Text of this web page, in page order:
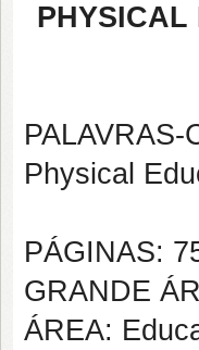
PALAVRAS-
Physical
PÁGINAS:
GRANDE
ÁREA: